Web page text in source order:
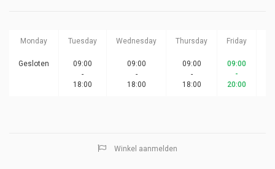
Monday Tuesday Wednesday Thursday Friday
Gesloten
09:00
-
18:00
09:00
-
18:00
09:00
-
18:00
09:00
-
20:00
Winkel aanmelden